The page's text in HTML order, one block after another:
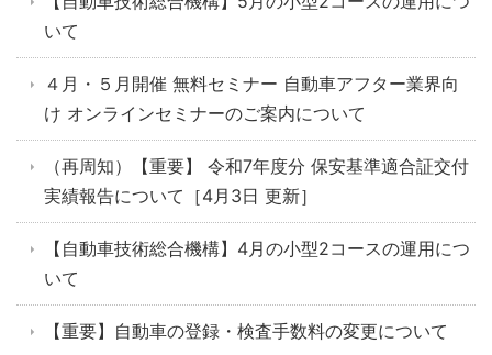
いて
４月・５月開催 無料セミナー 自動車アフター業界向
け オンラインセミナーのご案内について
（再周知）【重要】 令和7年度分 保安基準適合証交付
実績報告について［4月3日 更新］
【自動車技術総合機構】4月の小型2コースの運用につ
いて
【重要】自動車の登録・検査手数料の変更について